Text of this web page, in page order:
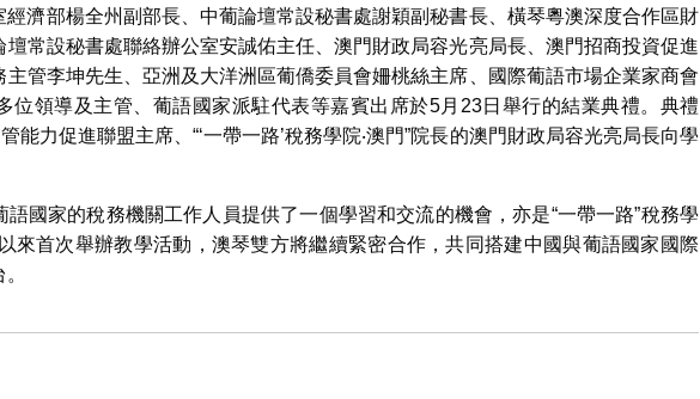
經濟部楊全州副部長、中葡論壇常設秘書處謝穎副秘書長、橫琴粵澳深度合作區財
常設秘書處聯絡辦公室安誠佑主任、澳門財政局容光亮局長、澳門招商投資促進
主管李坤先生、亞洲及大洋洲區葡僑委員會姍桃絲主席、國際葡語市場企業家商會
位領導及主管、葡語國家派駐代表等嘉賓出席於5月23日舉行的結業典禮。典禮
能力促進聯盟主席、“‘一帶一路’稅務學院‧澳門”院長的澳門財政局容光亮局長向學
語國家的稅務機關工作人員提供了一個學習和交流的機會，亦是“一帶一路”稅務學
來首次舉辦教學活動，澳琴雙方將繼續緊密合作，共同搭建中國與葡語國家國際